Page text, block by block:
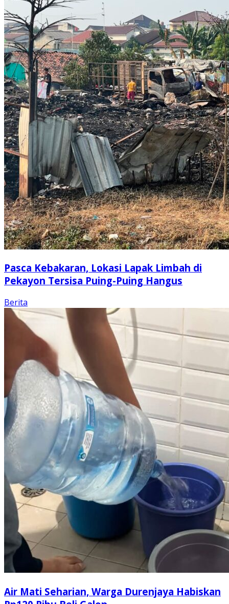
Pasca Kebakaran, Lokasi Lapak Limbah di
Pekayon Tersisa Puing-Puing Hangus
Berita
Air Mati Seharian, Warga Durenjaya Habiskan